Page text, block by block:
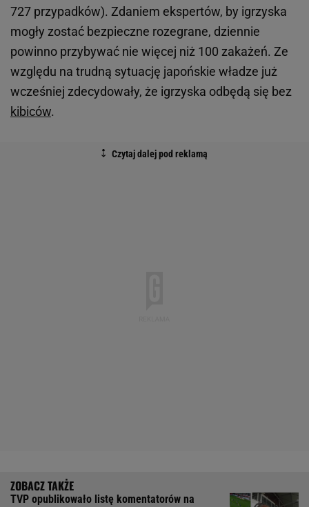
727 przypadków). Zdaniem ekspertów, by igrzyska
mogły zostać bezpieczne rozegrane, dziennie
powinno przybywać nie więcej niż 100 zakażeń. Ze
względu na trudną sytuację japońskie władze już
wcześniej zdecydowały, że igrzyska odbędą się bez
kibiców.
TVP opublikowało listę komentatorów na